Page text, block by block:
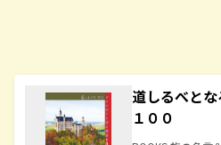
道しるべと
１００